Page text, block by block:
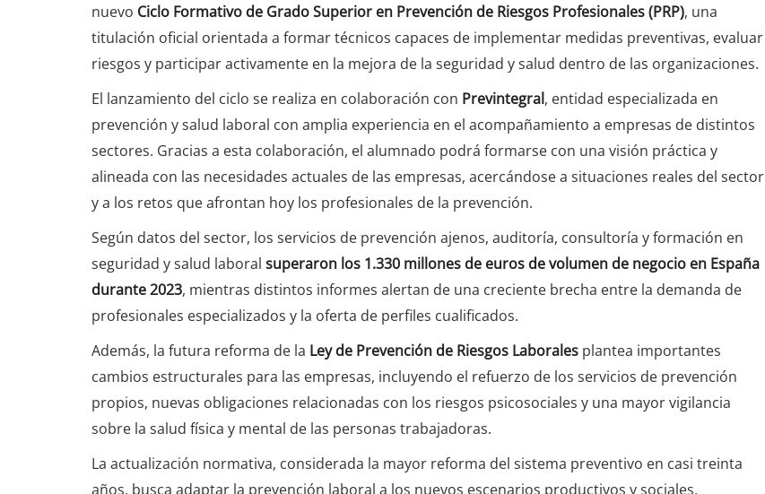
nuevo Ciclo Formativo de Grado Superior en Prevención de Riesgos Profesionales (PRP), una
titulación oficial orientada a formar técnicos capaces de implementar medidas preventivas, evaluar
riesgos y participar activamente en la mejora de la seguridad y salud dentro de las organizaciones.
El lanzamiento del ciclo se realiza en colaboración con Previntegral, entidad especializada en
prevención y salud laboral con amplia experiencia en el acompañamiento a empresas de distintos
sectores. Gracias a esta colaboración, el alumnado podrá formarse con una visión práctica y
alineada con las necesidades actuales de las empresas, acercándose a situaciones reales del sector
y a los retos que afrontan hoy los profesionales de la prevención.
Según datos del sector, los servicios de prevención ajenos, auditoría, consultoría y formación en
seguridad y salud laboral superaron los 1.330 millones de euros de volumen de negocio en España
durante 2023, mientras distintos informes alertan de una creciente brecha entre la demanda de
profesionales especializados y la oferta de perfiles cualificados.
Además, la futura reforma de la Ley de Prevención de Riesgos Laborales plantea importantes
cambios estructurales para las empresas, incluyendo el refuerzo de los servicios de prevención
propios, nuevas obligaciones relacionadas con los riesgos psicosociales y una mayor vigilancia
sobre la salud física y mental de las personas trabajadoras.
La actualización normativa, considerada la mayor reforma del sistema preventivo en casi treinta
años, busca adaptar la prevención laboral a los nuevos escenarios productivos y sociales,